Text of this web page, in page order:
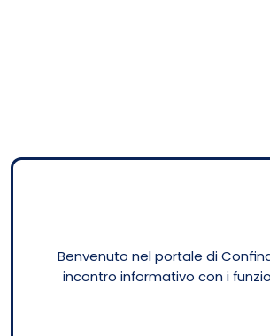
Benvenuto nel portale di
incontro informativo con i